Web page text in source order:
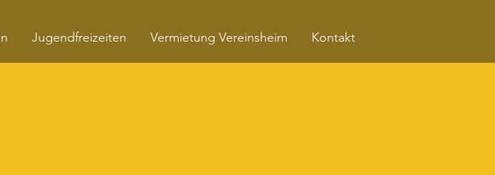
Jugendfreizeiten Vermietung Vereinsheim Kontakt